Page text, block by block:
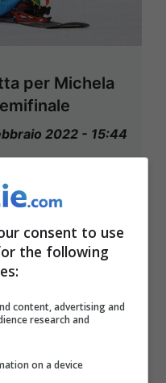
per Michela
2022 - 15:44
consent to use
the following
content, advertising and
research and
on a device